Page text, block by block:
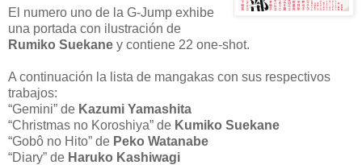
El numero uno de la G-Jump exhibe
una portada con ilustración de
Rumiko Suekane y contiene 22 one-shot.
A continuación la lista de mangakas con sus respectivos
trabajos:
“Gemini” de Kazumi Yamashita
“Christmas no Koroshiya” de Kumiko Suekane
“Gobô no Hito” de Peko Watanabe
“Diary” de Haruko Kashiwagi